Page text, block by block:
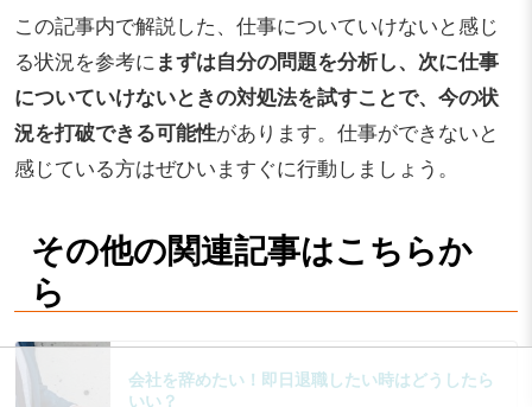
この記事内で解説した、仕事についていけないと感じ
る状況を参考にまずは自分の問題を分析し、次に仕事
についていけないときの対処法を試すことで、今の状
況を打破できる可能性があります。仕事ができないと
感じている方はぜひいますぐに行動しましょう。
その他の関連記事はこちらか
ら
会社を辞めたい！即日退職したい時はどうしたら
いい？